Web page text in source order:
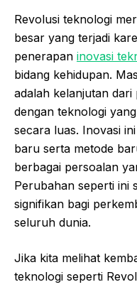
Revolusi teknologi
besar yang terjadi
penerapan inovasi
bidang kehidupan.
adalah kelanjutan
dengan teknologi
secara luas. Inovasi
baru serta metode
berbagai persoalan
Perubahan seperti ini
signifikan bagi
seluruh dunia.
Jika kita melihat
teknologi seperti